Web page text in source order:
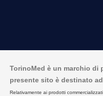
TorinoMed è un marchio di
presente sito è destinato
Relativamente ai prodotti